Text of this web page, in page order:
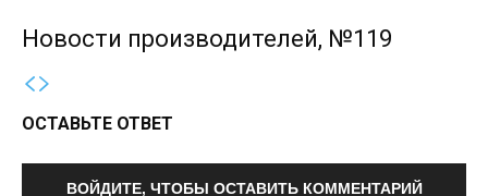
Новости производителей, №119
ОСТАВЬТЕ ОТВЕТ
ВОЙДИТЕ, ЧТОБЫ ОСТАВИТЬ КОММЕНТАРИЙ